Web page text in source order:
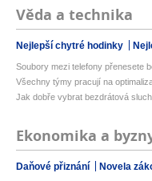
Věda a technika
Nejlepší chytré hodinky
Soubory mezi telefony přenesete
Všechny týmy pracují na
Jak dobře vybrat bezdrátová
Ekonomika a
Daňové přiznání Novela